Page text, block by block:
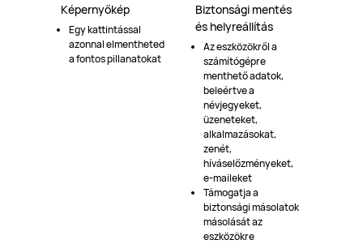
Képernyőkép
Egy kattintással
azonnal elmentheted
a fontos pillanatokat
Biztonsági mentés
és helyreállítás
Az eszközökről a
számítógépre
menthető adatok,
beleértve a
névjegyeket,
üzeneteket,
alkalmazásokat,
zenét,
híváselőzményeket,
e-maileket
Támogatja a
biztonsági másolatok
másolását az
eszközökre